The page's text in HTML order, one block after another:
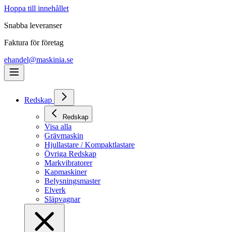
Hoppa till innehållet
Snabba leveranser
Faktura för företag
ehandel@maskinia.se
Redskap
Redskap
Visa alla
Grävmaskin
Hjullastare / Kompaktlastare
Övriga Redskap
Markvibratorer
Kapmaskiner
Belysningsmaster
Elverk
Släpvagnar